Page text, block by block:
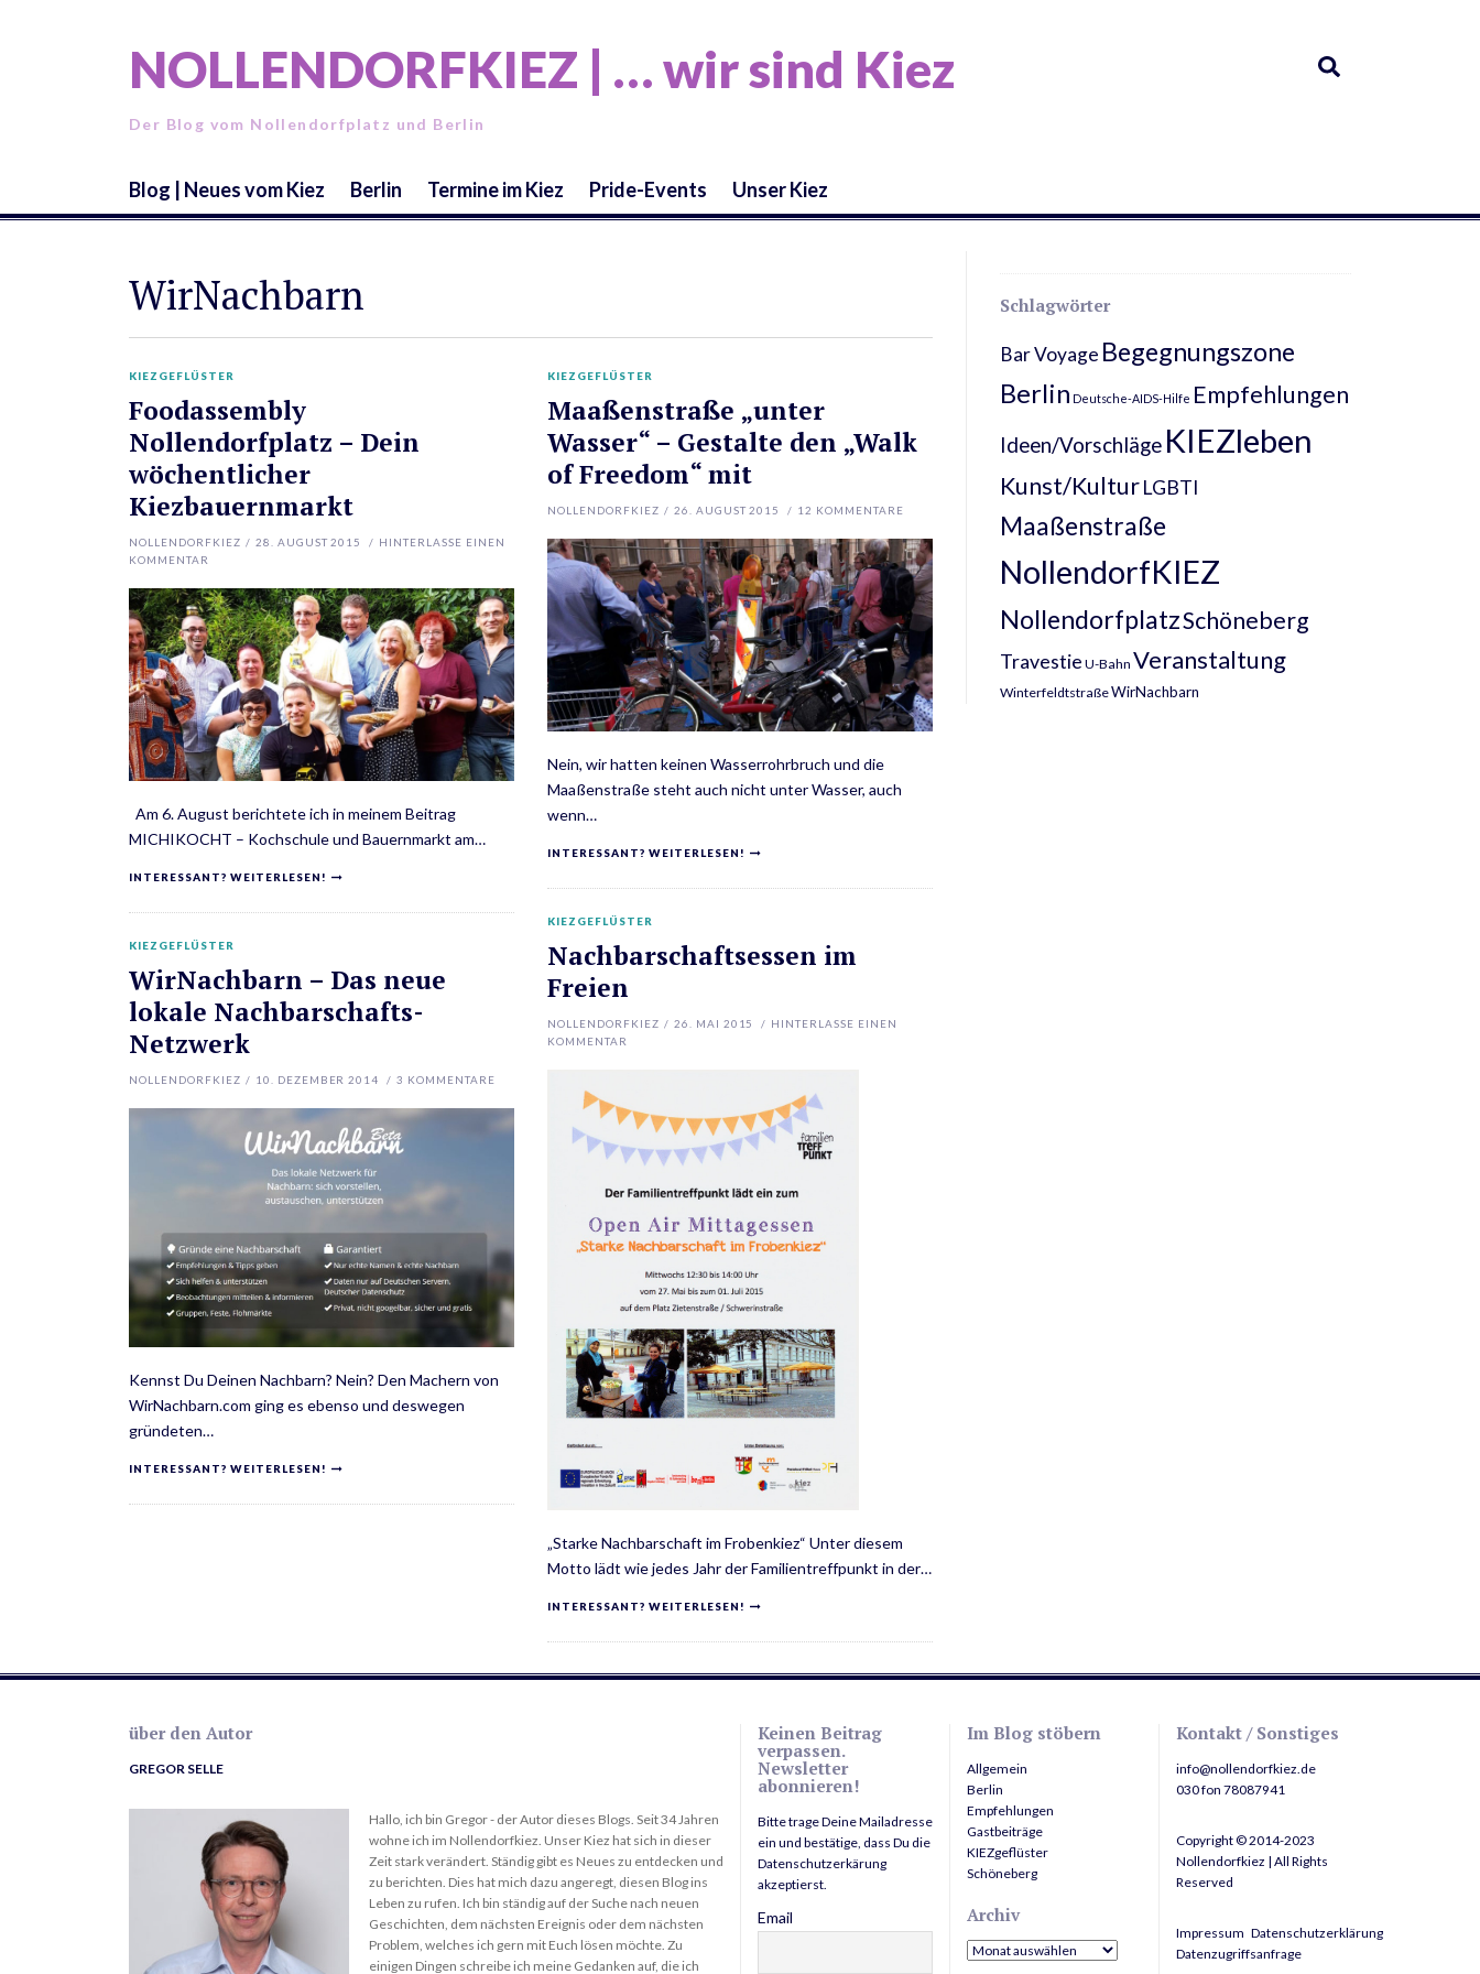
NOLLENDORFKIEZ | … wir sind Kiez
Der Blog vom Nollendorfplatz und Berlin
Blog | Neues vom Kiez Berlin Termine im Kiez Pride-Events Unser Kiez
WirNachbarn
KIEZGEFLÜSTER
Foodassembly
Nollendorfplatz – Dein
wöchentlicher
Kiezbauernmarkt
NOLLENDORFKIEZ / 28. AUGUST 2015 / HINTERLASSE EINEN
KOMMENTAR
Am 6. August berichtete ich in meinem Beitrag
MICHIKOCHT – Kochschule und Bauernmarkt am…
INTERESSANT? WEITERLESEN!
KIEZGEFLÜSTER
Maaßenstraße „unter
Wasser“ – Gestalte den „Walk
of Freedom“ mit
NOLLENDORFKIEZ / 26. AUGUST 2015 / 12 KOMMENTARE
Nein, wir hatten keinen Wasserrohrbruch und die
Maaßenstraße steht auch nicht unter Wasser, auch
wenn…
INTERESSANT? WEITERLESEN!
KIEZGEFLÜSTER
Nachbarschaftsessen im
Freien
NOLLENDORFKIEZ / 26. MAI 2015 / HINTERLASSE EINEN
KOMMENTAR
„Starke Nachbarschaft im Frobenkiez“ Unter diesem
Motto lädt wie jedes Jahr der Familientreffpunkt in der…
INTERESSANT? WEITERLESEN!
KIEZGEFLÜSTER
WirNachbarn – Das neue
lokale Nachbarschafts-
Netzwerk
NOLLENDORFKIEZ / 10. DEZEMBER 2014 / 3 KOMMENTARE
Kennst Du Deinen Nachbarn? Nein? Den Machern von
WirNachbarn.com ging es ebenso und deswegen
gründeten…
INTERESSANT? WEITERLESEN!
Schlagwörter
Bar Voyage Begegnungszone
Berlin Deutsche-AIDS-Hilfe Empfehlungen
Ideen/Vorschläge KIEZleben
Kunst/KulturLGBTI
Maaßenstraße
NollendorfKIEZ
NollendorfplatzSchöneberg
Travestie U-Bahn Veranstaltung
WinterfeldtstraßeWirNachbarn
über den Autor
GREGOR SELLE
Hallo, ich bin Gregor - der Autor dieses Blogs. Seit 34 Jahren
wohne ich im Nollendorfkiez. Unser Kiez hat sich in dieser
Zeit stark verändert. Ständig gibt es Neues zu entdecken und
zu berichten. Dies hat mich dazu angeregt, diesen Blog ins
Leben zu rufen. Ich bin ständig auf der Suche nach neuen
Geschichten, dem nächsten Ereignis oder dem nächsten
Problem, welches ich gern mit Euch lösen möchte. Zu
einigen Dingen schreibe ich meine Gedanken auf, die ich
Keinen Beitrag
verpassen.
Newsletter
abonnieren!
Bitte trage Deine Mailadresse
ein und bestätige, dass Du die
Datenschutzerkärung
akzeptierst.
Email
Im Blog stöbern
Allgemein
Berlin
Empfehlungen
Gastbeiträge
KIEZgeflüster
Schöneberg
Archiv
Archiv
Kontakt / Sonstiges
info@nollendorfkiez.de
030 fon 78087941
Copyright © 2014-2023
Nollendorfkiez | All Rights
Reserved
Impressum Datenschutzerklärung
Datenzugriffsanfrage